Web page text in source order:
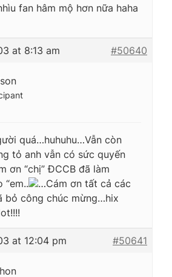
fan hâm mộ hơn nữa haha
at 8:13 am #50640
quá…huhuhu…Vẫn còn
tỏ anh vẫn có sức quyến
ơn “chị” ĐCCB đã làm
“em..
…Cám ơn tất cả các
bỏ công chúc mừng…hix
at 12:04 pm #50641